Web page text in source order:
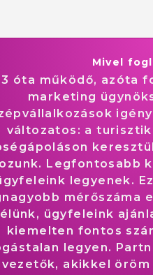
Mivel
óta működő, azóta
marketing
változatos: a
Legfontosabb
legyenek.
mérőszáma
élünk, ügyfeleink
kiemelten fontos
legyen.
akikkel